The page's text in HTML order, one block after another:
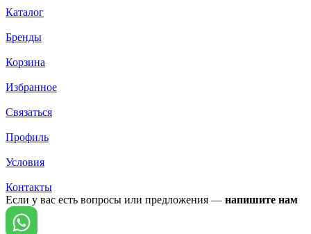
Каталог
Бренды
Корзина
Избранное
Связаться
Профиль
Условия
Контакты
Если у вас есть вопросы или предложения — напишите нам